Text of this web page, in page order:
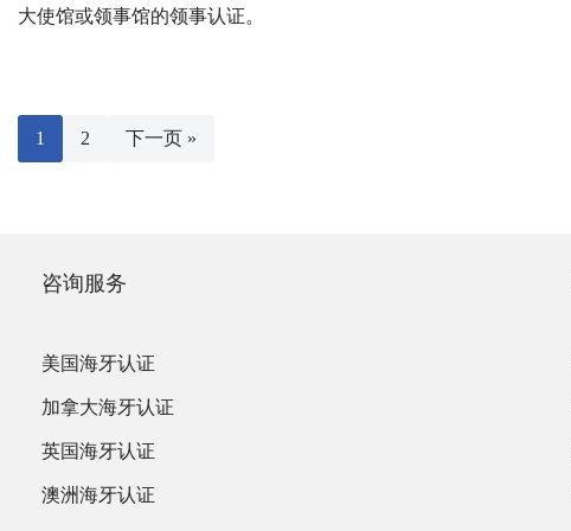
大使馆或领事馆的领事认证。
1 2 下一页 »
咨询服务
美国海牙认证
加拿大海牙认证
英国海牙认证
澳洲海牙认证